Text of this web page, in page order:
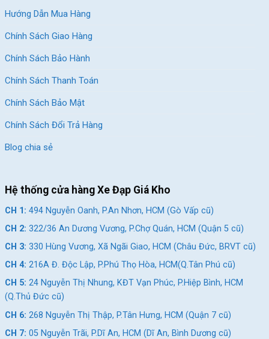
Xe đạp Touring Life
DTFLY cũng là một thương hiệu nổi bật trong phân khúc xe
Hướng Dẫn Mua Hàng
Chính Sách Giao Hàng
Chính Sách Bảo Hành
Chính Sách Thanh Toán
Chính Sách Bảo Mật
Chính Sách Đổi Trả Hàng
Blog chia sẻ
Hệ thống cửa hàng Xe Đạp Giá Kho
CH 1: 494 Nguyễn Oanh, P.An Nhơn, HCM (Gò Vấp cũ)
CH 2: 322/36 An Dương Vương, P.Chợ Quán, HCM (Quận 5 cũ)
CH 3: 330 Hùng Vương, Xã Ngãi Giao, HCM (Châu Đức, BRVT cũ)
CH 4: 216A Đ. Độc Lập, P.Phú Thọ Hòa, HCM(Q.Tân Phú cũ)
CH 5: 24 Nguyễn Thị Nhung, KĐT Vạn Phúc, P.Hiệp Bình, HCM
(Q.Thủ Đức cũ)
CH 6: 268 Nguyễn Thị Thập, P.Tân Hưng, HCM (Quận 7 cũ)
CH 7: 05 Nguyễn Trãi, P.Dĩ An, HCM (Dĩ An, Bình Dương cũ)